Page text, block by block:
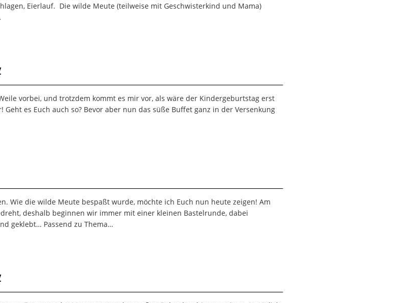
Eierlauf. Die wilde Meute (teilweise mit Geschwisterkind und Mama)
vorbei, und trotzdem kommt es mir vor, als wäre der Kindergeburtstag erst
es Euch auch so? Bevor aber nun das süße Buffet ganz in der Versenkung
die wilde Meute bespaßt wurde, möchte ich Euch nun heute zeigen! Am
deshalb beginnen wir immer mit einer kleinen Bastelrunde, dabei
geklebt… Passend zu Thema…